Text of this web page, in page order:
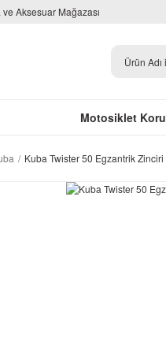
Aksesuar Mağazası
Motosiklet
Kuba Twister 50 Egzantrik Zinciri